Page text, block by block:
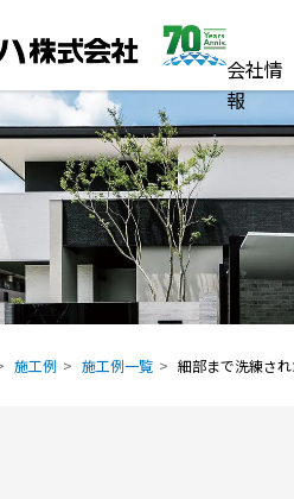
会社情
報
施工例 施工例一覧 細部まで洗練さ